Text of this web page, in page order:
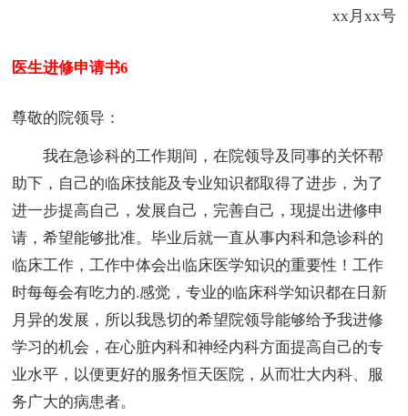
xx月xx号
医生进修申请书6
尊敬的院领导：
我在急诊科的工作期间，在院领导及同事的关怀帮
助下，自己的临床技能及专业知识都取得了进步，为了
进一步提高自己，发展自己，完善自己，现提出进修申
请，希望能够批准。毕业后就一直从事内科和急诊科的
临床工作，工作中体会出临床医学知识的重要性！工作
时每每会有吃力的.感觉，专业的临床科学知识都在日新
月异的发展，所以我恳切的希望院领导能够给予我进修
学习的机会，在心脏内科和神经内科方面提高自己的专
业水平，以便更好的服务恒天医院，从而壮大内科、服
务广大的病患者。